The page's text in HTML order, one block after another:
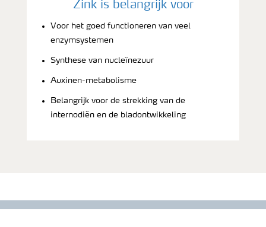
Zink is belangrijk voor
Voor het goed functioneren van veel
enzymsystemen
Synthese van nucleïnezuur
Auxinen-metabolisme
Belangrijk voor de strekking van de
internodiën en de bladontwikkeling